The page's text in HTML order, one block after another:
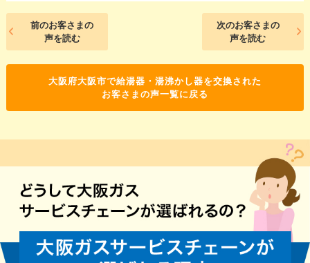
前のお客さまの
声を読む
次のお客さまの
声を読む
大阪府大阪市で給湯器・湯沸かし器を交換された
お客さまの声一覧に戻る